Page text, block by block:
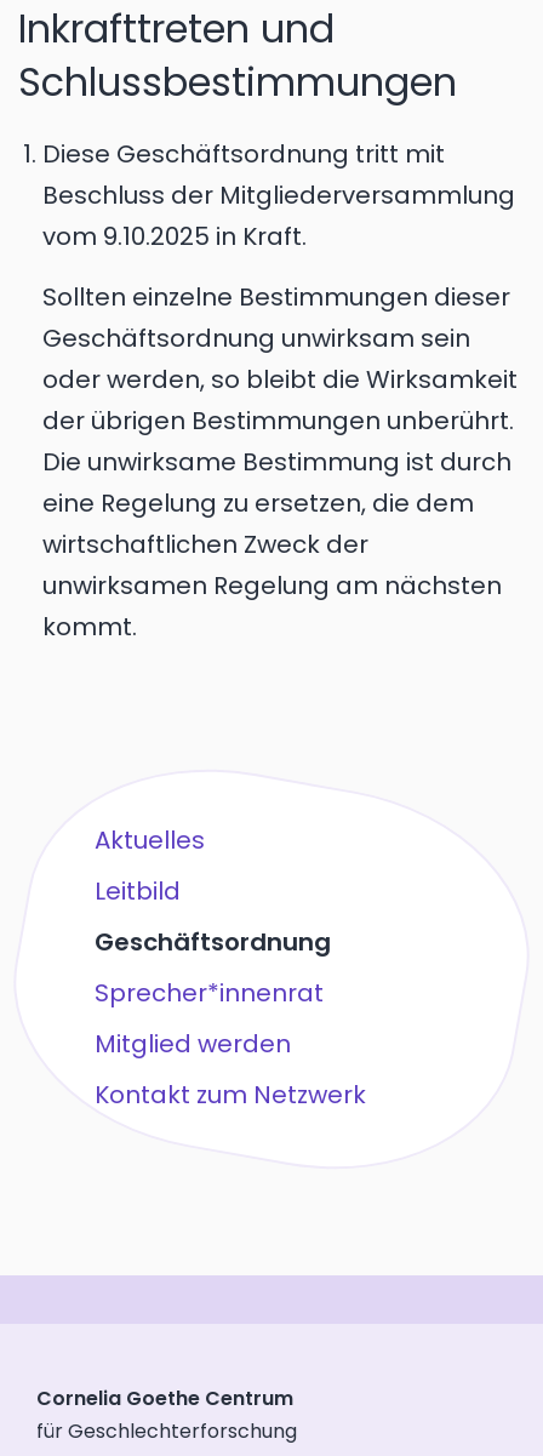
Inkrafttreten und
Schlussbestimmungen
Diese Geschäftsordnung tritt mit
Beschluss der Mitgliederversammlung
vom 9.10.2025 in Kraft.
Sollten einzelne Bestimmungen dieser
Geschäftsordnung unwirksam sein
oder werden, so bleibt die Wirksamkeit
der übrigen Bestimmungen unberührt.
Die unwirksame Bestimmung ist durch
eine Regelung zu ersetzen, die dem
wirtschaftlichen Zweck der
unwirksamen Regelung am nächsten
kommt.
Aktuelles
Leitbild
Geschäftsordnung
Sprecher*innenrat
Mitglied werden
Kontakt zum Netzwerk
Cornelia Goethe Centrum
für Geschlechterforschung